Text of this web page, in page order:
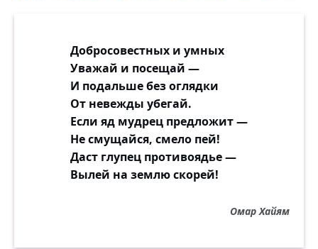
Добросовестных и умных
Уважай и посещай —
И подальше без оглядки
От невежды убегай.
Если яд мудрец предложит —
Не смущайся, смело пей!
Даст глупец противоядье —
Вылей на землю скорей!
Омар Хайям